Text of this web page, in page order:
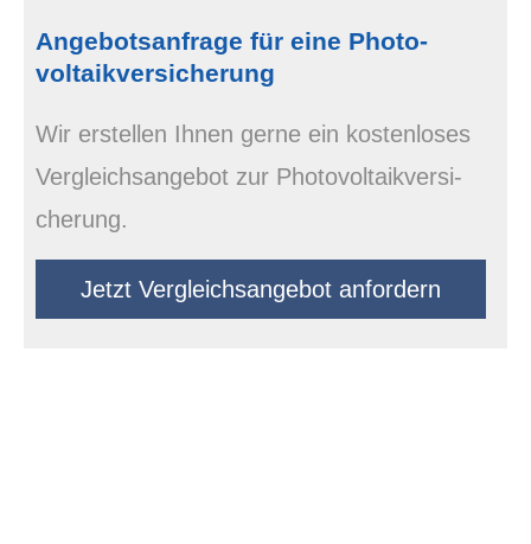
Angebotsanfrage für eine Photo­
voltaik­ver­si­che­rung
Wir erstellen Ihnen gerne ein kostenloses
Vergleichsangebot zur Photo­voltaik­ver­si­
che­rung.
Jetzt Vergleichsangebot anfordern